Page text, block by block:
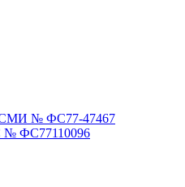
СМИ № ФС77-47467
№ ФС77110096